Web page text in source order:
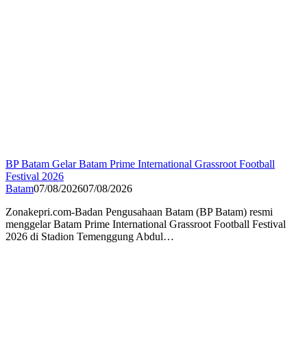
BP Batam Gelar Batam Prime International Grassroot Football
Festival 2026
Batam07/08/202607/08/2026
Zonakepri.com-Badan Pengusahaan Batam (BP Batam) resmi
menggelar Batam Prime International Grassroot Football Festival
2026 di Stadion Temenggung Abdul…